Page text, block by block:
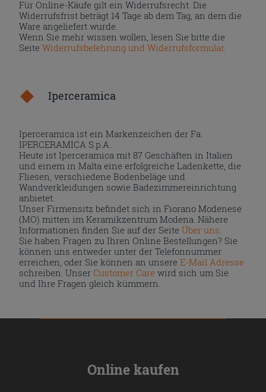
Für Online-Käufe gilt ein Widerrufsrecht. Die
Widerrufsfrist beträgt 14 Tage ab dem Tag, an dem die
Ware angeliefert wurde.
Wenn Sie mehr wissen wollen, lesen Sie bitte die
SeiteWiderrufsbelehrung und Widerrufsformular.
Iperceramica
Iperceramica ist ein Markenzeichen der Fa.
IPERCERAMICA S.p.A..
Heute ist Iperceramica mit 87 Geschäften in Italien
und einem in Malta eine erfolgreiche Ladenkette, die
Fliesen, verschiedene Bodenbeläge und
Wandverkleidungen sowie Badezimmereinrichtung
anbietet.
Unser Firmensitz befindet sich in Fiorano Modenese
(MO) mitten im Keramikzentrum Modena. Nähere
Informationen finden Sie auf der Seite Über uns
Sie haben Fragen zu Ihren Online Bestellungen? Sie
können uns entweder unter der Telefonnummer
erreichen, oder Sie können an unsereE-Mail Adresse
schreiben. UnserCustomer Care wird sich um Sie
und Ihre Fragen gleich kümmern.
Online kaufen